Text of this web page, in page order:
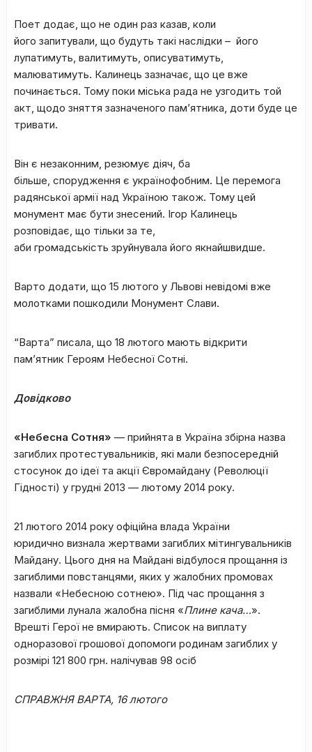
Поет додає, що не один раз казав, коли
його запитували, що будуть такі наслідки – його
лупатимуть, валитимуть, описуватимуть,
малюватимуть. Калинець зазначає, що це вже
починається. Тому поки міська рада не узгодить той
акт, щодо зняття зазначеного пам’ятника, доти буде це
тривати.
Він є незаконним, резюмує діяч, ба
більше, спорудження є українофобним. Це перемога
радянської армії над Україною також. Тому цей
монумент має бути знесений. Ігор Калинець
розповідає, що тільки за те,
аби громадськість зруйнувала його якнайшвидше.
Варто додати, що 15 лютого у Львові невідомі вже
молотками пошкодили Монумент Слави.
“Варта” писала, що 18 лютого мають відкрити
пам’ятник Героям Небесної Сотні.
Довідково
«Небесна Сотня» — прийнята в Україна збірна назва
загиблих протестувальників, які мали безпосередній
стосунок до ідеї та акції Євромайдану (Революції
Гідності) у грудні 2013 — лютому 2014 року.
21 лютого 2014 року офіційна влада України
юридично визнала жертвами загиблих мітингувальників
Майдану. Цього дня на Майдані відбулося прощання із
загиблими повстанцями, яких у жалобних промовах
назвали «Небесною сотнею». Під час прощання з
загиблими лунала жалобна пісня «Плине кача…».
Врешті Герої не вмирають. Список на виплату
одноразової грошової допомоги родинам загиблих у
розмірі 121 800 грн. налічував 98 осіб
СПРАВЖНЯ ВАРТА, 16 лютого